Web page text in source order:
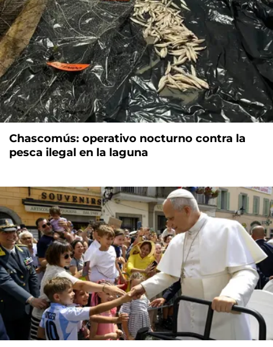
Chascomús: operativo nocturno contra la
pesca ilegal en la laguna